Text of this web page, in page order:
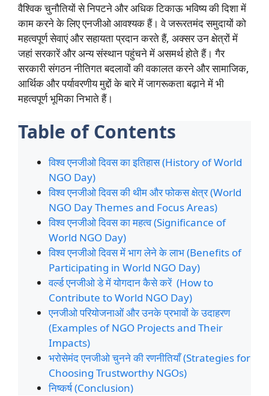
वैश्विक चुनौतियों से निपटने और अधिक टिकाऊ भविष्य की दिशा में
काम करने के लिए एनजीओ आवश्यक हैं। वे जरूरतमंद समुदायों को
महत्वपूर्ण सेवाएं और सहायता प्रदान करते हैं, अक्सर उन क्षेत्रों में
जहां सरकारें और अन्य संस्थान पहुंचने में असमर्थ होते हैं। गैर
सरकारी संगठन नीतिगत बदलावों की वकालत करने और सामाजिक,
आर्थिक और पर्यावरणीय मुद्दों के बारे में जागरूकता बढ़ाने में भी
महत्वपूर्ण भूमिका निभाते हैं।
Table of Contents
विश्व एनजीओ दिवस का इतिहास (History of World
NGO Day)
विश्व एनजीओ दिवस की थीम और फोकस क्षेत्र (World
NGO Day Themes and Focus Areas)
विश्व एनजीओ दिवस का महत्व (Significance of
World NGO Day)
विश्व एनजीओ दिवस में भाग लेने के लाभ (Benefits of
Participating in World NGO Day)
वर्ल्ड एनजीओ डे में योगदान कैसे करें (How to
Contribute to World NGO Day)
एनजीओ परियोजनाओं और उनके प्रभावों के उदाहरण
(Examples of NGO Projects and Their
Impacts)
भरोसेमंद एनजीओ चुनने की रणनीतियाँ (Strategies for
Choosing Trustworthy NGOs)
निष्कर्ष (Conclusion)